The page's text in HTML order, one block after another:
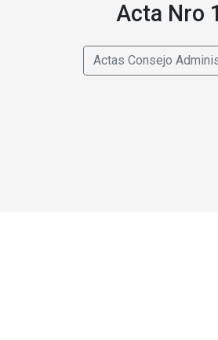
Acta Nro
Actas Consejo